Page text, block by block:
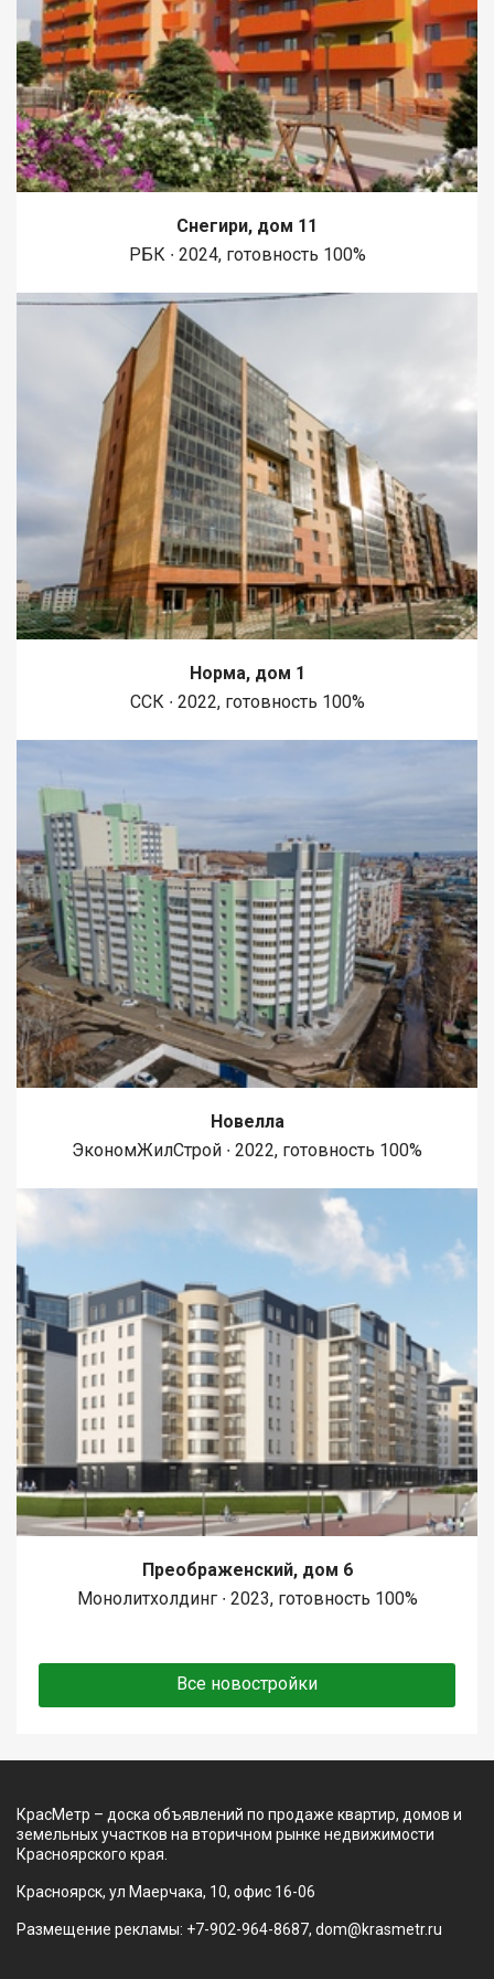
Снегири, дом 11
РБК ∙ 2024, готовность 100%
Норма, дом 1
ССК ∙ 2022, готовность 100%
Новелла
ЭкономЖилСтрой ∙ 2022, готовность 100%
Преображенский, дом 6
Монолитхолдинг ∙ 2023, готовность 100%
Все новостройки
КрасМетр – доска объявлений по продаже квартир, домов и
земельных участков на вторичном рынке недвижимости
Красноярского края.
Красноярск, ул Маерчака, 10, офис 16-06
Размещение рекламы: +7-902-964-8687, dom@krasmetr.ru